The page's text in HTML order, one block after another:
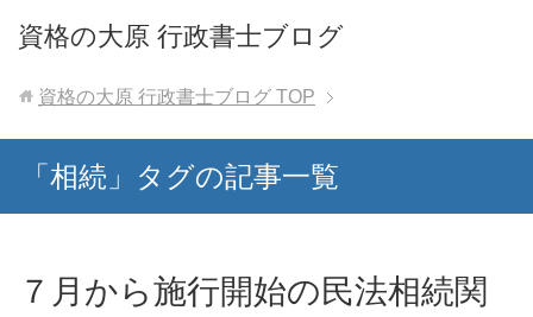
資格の大原 行政書士ブログ
資格の大原 行政書士ブログ TOP
「相続」タグの記事一覧
７月から施行開始の民法相続関